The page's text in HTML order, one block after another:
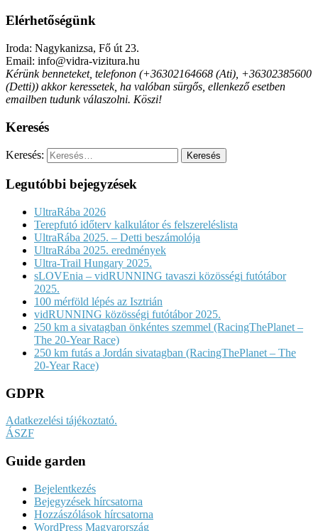
Elérhetőségünk
Iroda: Nagykanizsa, Fő út 23.
Email: info@vidra-vizitura.hu
Kérünk benneteket, telefonon (+36302164668 (Ati), +36302385600
(Detti)) akkor keressetek, ha valóban sürgős, ellenkező esetben
emailben tudunk válaszolni. Köszi!
Keresés
Keresés:
Legutóbbi bejegyzések
UltraRába 2026
Terepfutó időterv kalkulátor és felszereléslista
UltraRába 2025. – Detti beszámolója
UltraRába 2025. eredmények
Ultra-Trail Hungary 2025.
sLOVEnia – vidRUNNING tavaszi közösségi futótábor
2025.
100 mérföld lépés az Isztrián
vidRUNNING közösségi futótábor 2025.
250 km a sivatagban önkéntes szemmel (RacingThePlanet –
The 20-Year Race)
250 km futás a Jordán sivatagban (RacingThePlanet – The
20-Year Race)
GDPR
Adatkezelési tájékoztató.
ÁSZF
Guide garden
Bejelentkezés
Bejegyzések hírcsatorna
Hozzászólások hírcsatorna
WordPress Magyarország